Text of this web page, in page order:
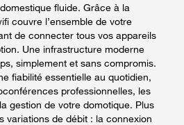
fluide. Grâce à la
couvre l’ensemble de votre
de connecter tous vos appareils
Une infrastructure moderne
simplement et sans compromis.
fiabilité essentielle au quotidien,
professionnelles, les
gestion de votre domotique. Plus
variations de débit : la connexion